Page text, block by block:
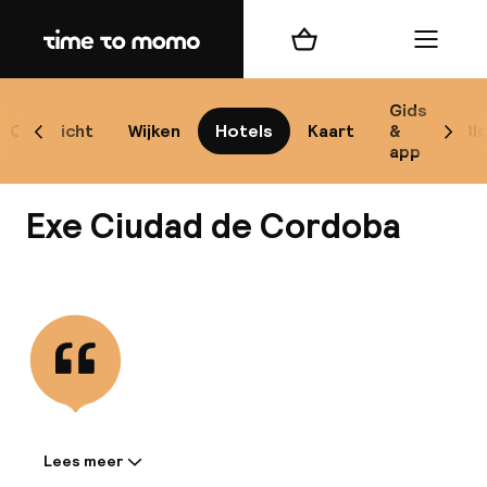
Home
Overzicht Wijken Hotels Kaart
Gids
&
app
Scroll naar links
Winkelmand Menu
Exe Ciudad de Cordoba
Informatie gedeeld door de
Lees meer